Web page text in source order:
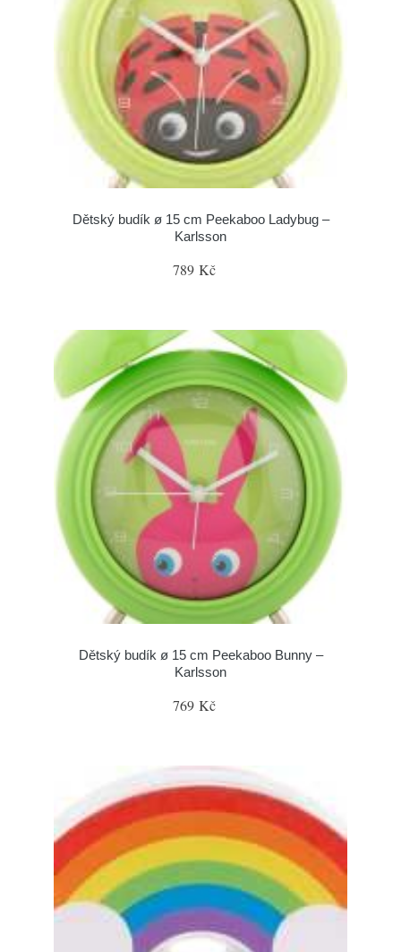
Dětský budík ø 15 cm Peekaboo Ladybug –
Karlsson
789 Kč
Dětský budík ø 15 cm Peekaboo Bunny –
Karlsson
769 Kč